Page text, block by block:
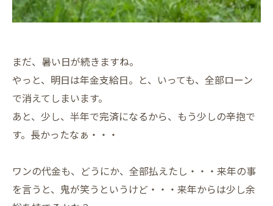
まだ、暑い日が続きますね。
やっと、明日は年金支給日。と、いっても、全部ローン
で消えてしまいます。
あと、少し、半年で完済になるから、もう少しの辛抱で
す。長かったなぁ・・・
ワンの代金も、どうにか、全部払えたし・・・来年の事
を言うと、鬼が笑うというけど・・・来年からは少し余